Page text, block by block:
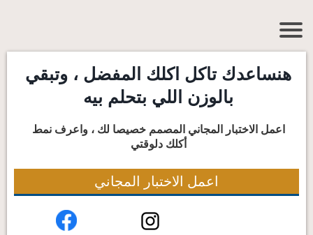
هنساعدك تاكل اكلك المفضل ، وتبقي
بالوزن اللي بتحلم بيه
اعمل الاختبار المجاني المصمم خصيصا لك ، واعرف نمط
أكلك دلوقتي
اعمل الاختبار المجاني